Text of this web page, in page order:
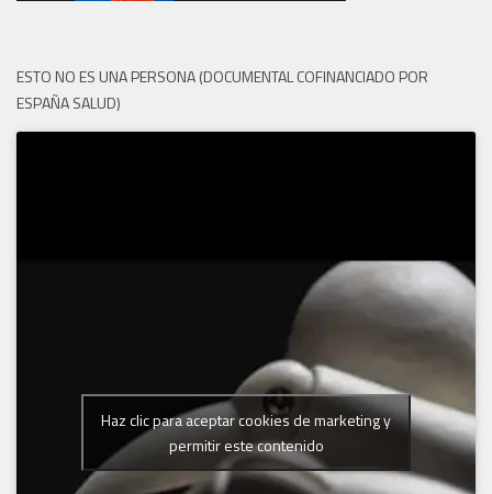
ESTO NO ES UNA PERSONA (DOCUMENTAL COFINANCIADO POR
ESPAÑA SALUD)
Haz clic para aceptar cookies de marketing y
permitir este contenido